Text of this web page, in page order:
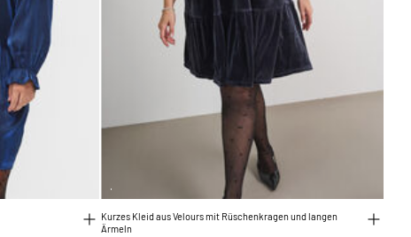
Kurzes Kleid aus Velours mit Rüschenkragen und langen
Ärmeln